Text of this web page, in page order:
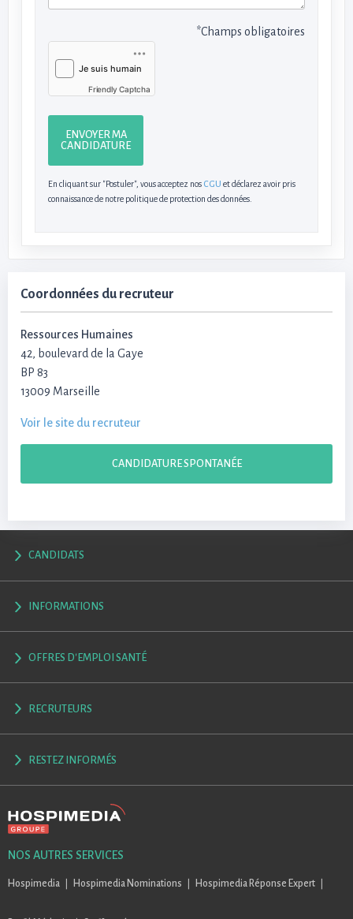
*Champs obligatoires
Friendly Captcha
ENVOYER MA
CANDIDATURE
En cliquant sur "Postuler", vous acceptez nos CGU et déclarez avoir pris
connaissance de notre politique de protection des données.
Coordonnées du recruteur
Ressources Humaines
42, boulevard de la Gaye
BP 83
13009 Marseille
Voir le site du recruteur
CANDIDATURE SPONTANÉE
CANDIDATS
INFORMATIONS
OFFRES D'EMPLOI SANTÉ
RECRUTEURS
RESTEZ INFORMÉS
NOS AUTRES SERVICES
Hospimedia Hospimedia Nominations Hospimedia Réponse Expert